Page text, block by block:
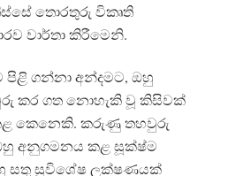
තොරතුරු විකෘති
වාර්තා කිරීමෙනි.
පිළි ගන්නා අන්දමට, ඔහු
කර ගත නොහැකි වූ කිසිවක්
කෙනෙකි. කරුණු තහවුරු
අනුගමනය කළ සූක්ෂ්ම
සතු සුවිශේෂ ලක්ෂණයක්